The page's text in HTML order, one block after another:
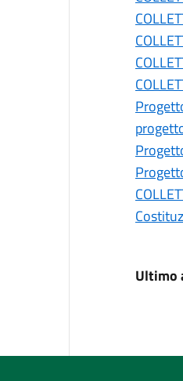
Ultimo